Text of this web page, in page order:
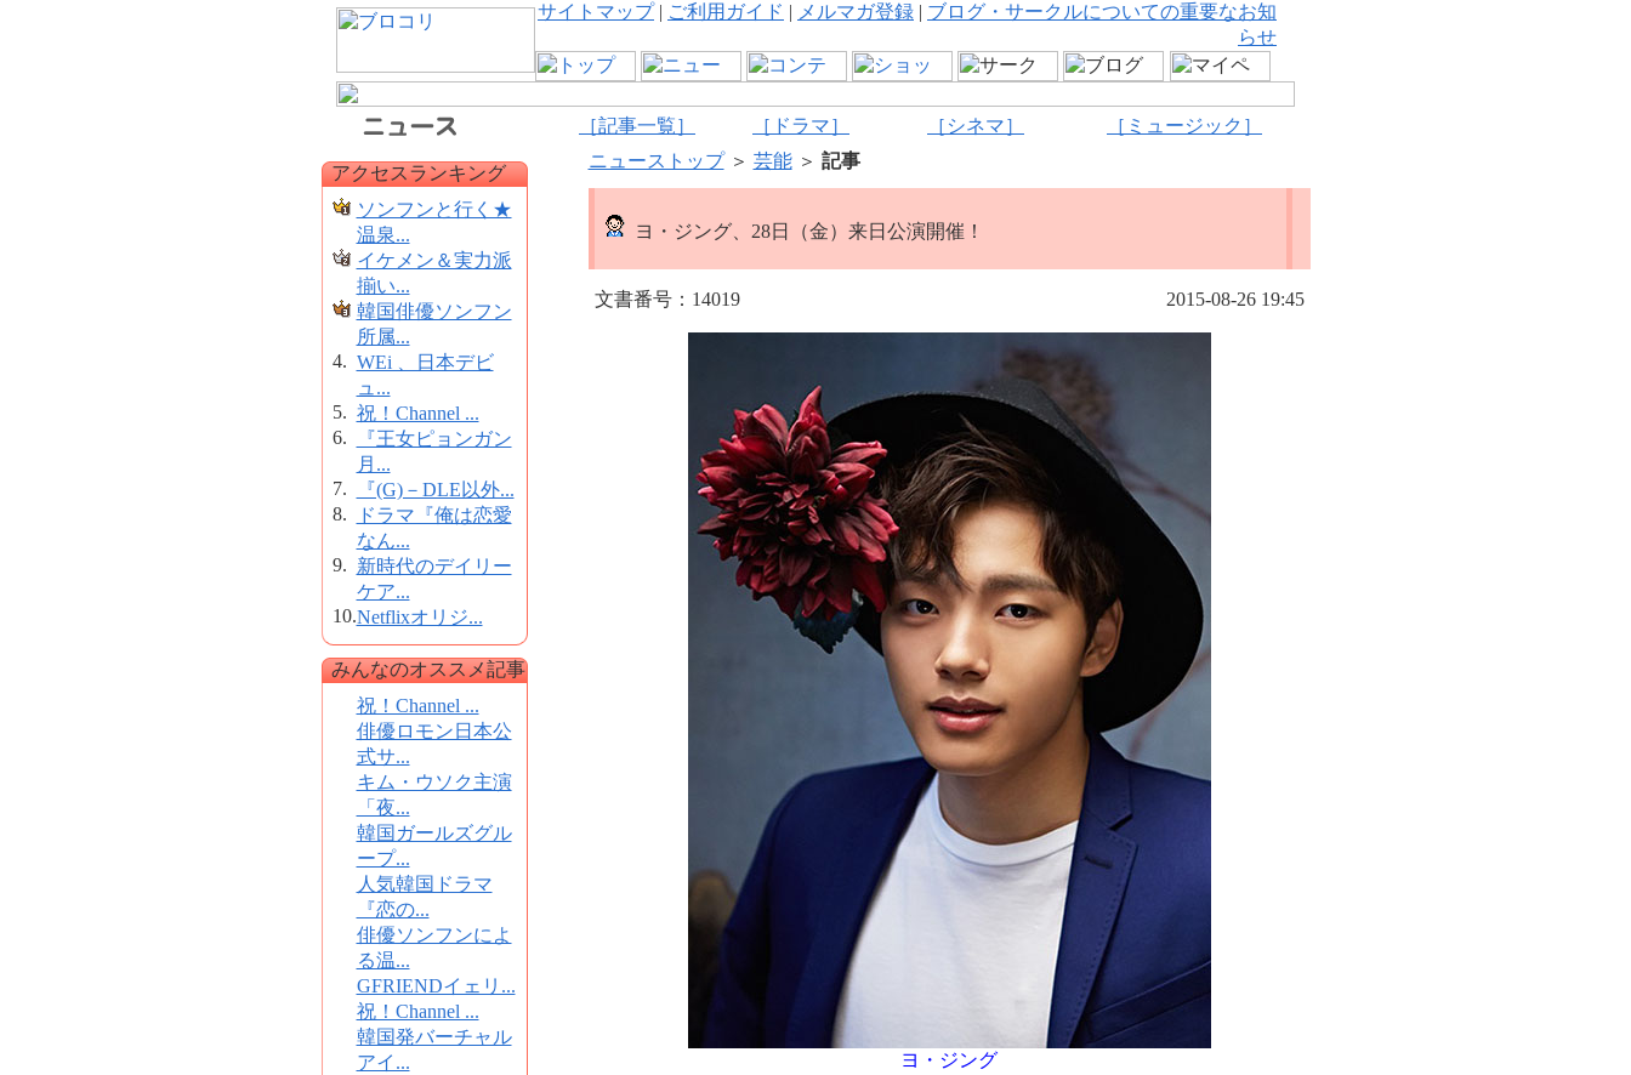
サイトマップ| ご利用ガイド | メルマガ登録 | ブログ・サークルについての重要なお知
らせ
［記事一覧］ ［ドラマ］ ［シネマ］ ［ミュージック］
アクセスランキング
ソンフンと行く★
温泉...
イケメン＆実力派
揃い...
韓国俳優ソンフン
所属...
4. WEi 、日本デビ
ュ...
5. 祝！Channel ...
6.
『王女ピョンガン
月...
7.
『(G)－DLE以外...
8.
ドラマ『俺は恋愛
なん...
9. 新時代のデイリー
ケア...
10.Netflixオリジ...
みんなのオススメ記事
祝！Channel ...
俳優ロモン日本公
式サ...
キム・ウソク主演
「夜...
韓国ガールズグル
ープ...
人気韓国ドラマ
『恋の...
俳優ソンフンによ
る温...
GFRIENDイェリ...
祝！Channel ...
韓国発バーチャル
アイ...
ニューストップ＞ 芸能＞ 記事
ヨ・ジング、28日（金）来日公演開催！
文書番号：14019 2015-08-26 19:45
ヨ・ジング